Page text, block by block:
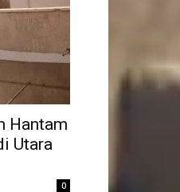
Hantam
Utara
0